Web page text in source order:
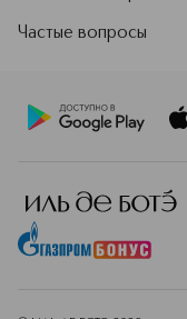
Частые вопросы